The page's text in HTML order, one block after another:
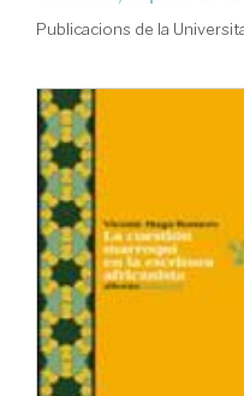
Publicacions de la